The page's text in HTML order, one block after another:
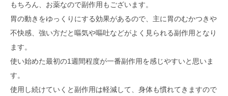
もちろん、お薬なので副作用もございます。
胃の動きをゆっくりにする効果があるので、主に胃のむかつきや
不快感、強い方だと嘔気や嘔吐などがよく見られる副作用となり
ます。
使い始めた最初の1週間程度が一番副作用を感じやすいと思いま
す。
使用し続けていくと副作用は軽減して、身体も慣れてきますので